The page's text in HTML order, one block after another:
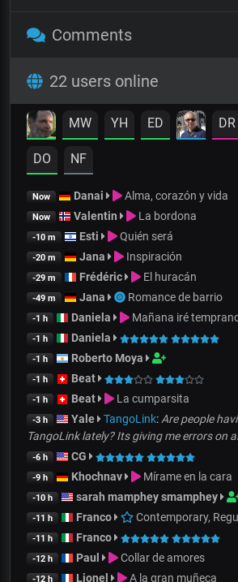
Comments
22 users online
MW YH ED DR
DO NF
Now Danai Alma, corazón y vida
Now Valentin La bordona
-10 m Esti Quién será
-20 m Jana Inspiración
-29 m Frédéric El huracán
-49 m Jana Romance de barrio
-1 h Daniela Mañana iré
-1 h Daniela
-1 h Roberto Moya
-1 h Beat
-1 h Beat La cumparsita
-3 h Yale TangoLink:Are people
TangoLink lately? Its giving me errors on
-6 h CG
-9 h Khochnav Mírame en la cara
-10 h sarah mamphey smamphey
-11 h Franco Contemporary,
-11 h Franco
-12 h Paul Collar de amores
-12 h Lionel A la gran muñeca